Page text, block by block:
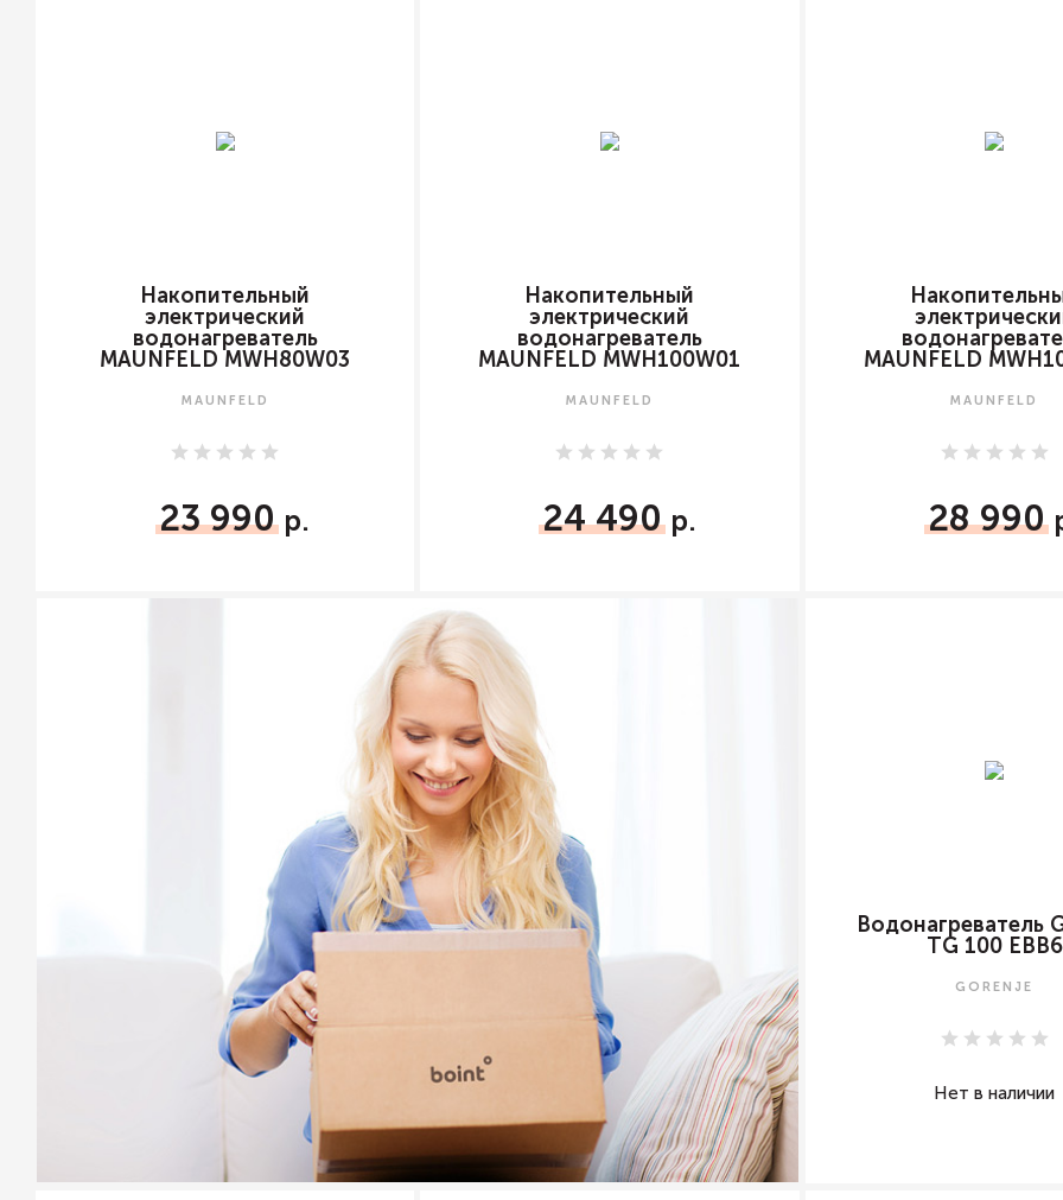
Накопительный
электрический
водонагреватель
MAUNFELD MWH80W03
MAUNFELD
23 990
Накопительный
электрический
водонагреватель
MAUNFELD MWH100W01
MAUNFELD
24 490
MAUNFELD
MAUNFELD
28 990
Водонагреватель
TG 100 EBB6
GORENJE
Нет в наличии